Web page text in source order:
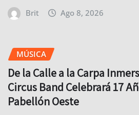
Brit Ago 8, 2026
MÚSICA
De la Calle a la Carpa
Circus Band Celebrará 17
Pabellón Oeste